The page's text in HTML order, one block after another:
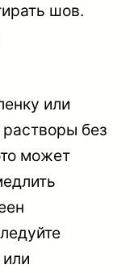
шов.
или
без
может